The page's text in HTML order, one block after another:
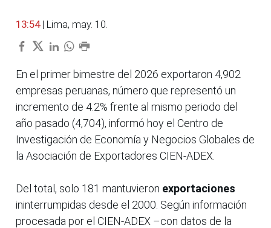
13:54 | Lima, may. 10.
En el primer bimestre del 2026 exportaron 4,902
empresas peruanas, número que representó un
incremento de 4.2% frente al mismo periodo del
año pasado (4,704), informó hoy el Centro de
Investigación de Economía y Negocios Globales de
la Asociación de Exportadores CIEN-ADEX.
Del total, solo 181 mantuvieron exportaciones
ininterrumpidas desde el 2000. Según información
procesada por el CIEN-ADEX –con datos de la